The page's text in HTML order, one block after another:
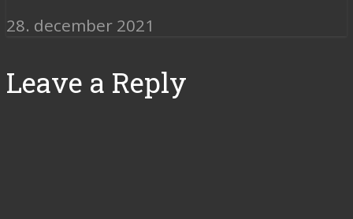
28. december 2021
Leave a Reply